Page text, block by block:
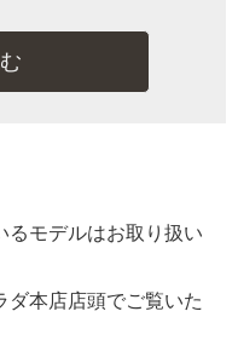
るモデルはお取り扱い
ダ本店店頭でご覧いた